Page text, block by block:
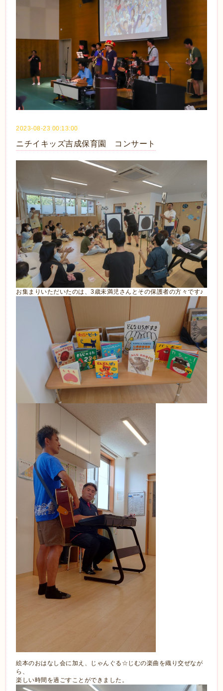
2023-08-23 00:13:00
ニチイキッズ吉成保育園 コンサート
お集まりいただいたのは、3歳未満児さんとその保護者の方々です♪
絵本のおはなし会に加え、じゃんぐる☆じむの楽曲を織り交ぜなが
ら、
楽しい時間を過ごすことができました。